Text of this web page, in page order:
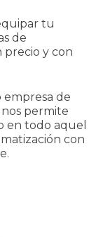
tu
de
precio y con
empresa de
permite
en todo aquel
con